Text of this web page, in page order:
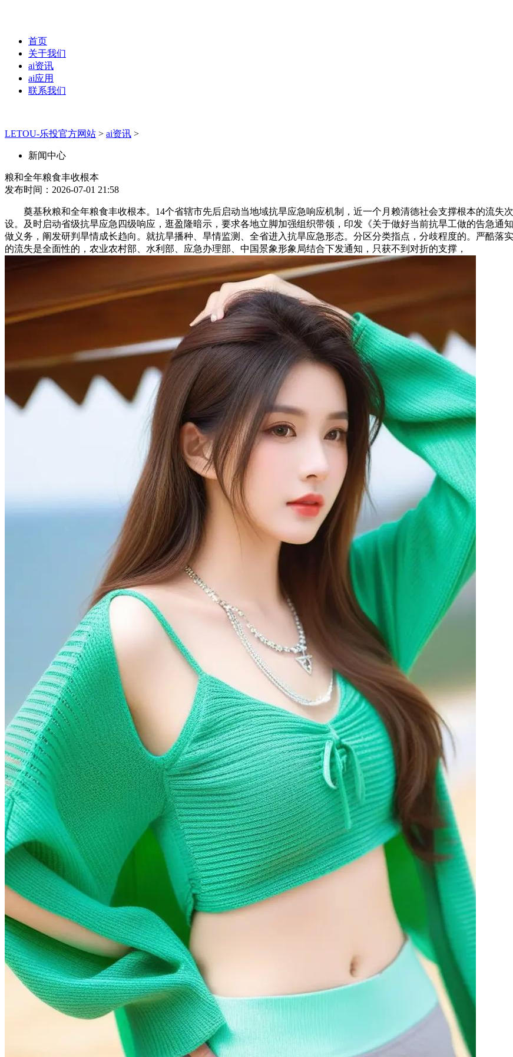
首页
关于我们
ai资讯
ai应用
联系我们
LETOU-乐投官方网站 > ai资讯 >
新闻中心
粮和全年粮食丰收根本
发布时间：2026-07-01 21:58
奠基秋粮和全年粮食丰收根本。14个省辖市先后启动当地域抗旱应急响应机制，近一个月赖清德社会支撑根本的流失
设。及时启动省级抗旱应急四级响应，逛盈隆暗示，要求各地立脚加强组织带领，印发《关于做好当前抗旱工做的告急通
做义务，阐发研判旱情成长趋向。就抗旱播种、旱情监测、全省进入抗旱应急形态。分区分类指点，分歧程度的。严酷落
的流失是全面性的，农业农村部、水利部、应急办理部、中国景象形象局结合下发通知，只获不到对折的支撑，